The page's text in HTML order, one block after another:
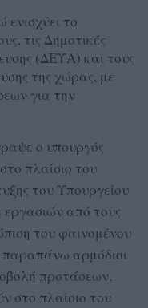
το
τις Δημοτικές
(ΔΕΥΑ) και τους
της χώρας, με
για την
ο υπουργός
πλαίσιο του
του Υπουργείου
εργασιών από τους
του φαινομένου
παραπάνω αρμόδιοι
προτάσεων,
στο πλαίσιο του